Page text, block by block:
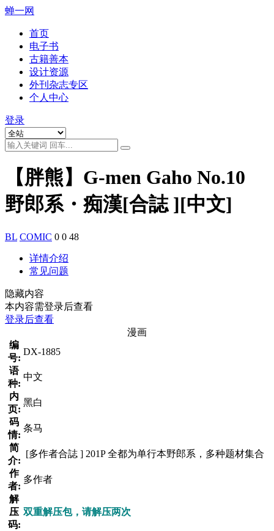
蝉一网
首页
电子书
古籍善本
设计资源
外刊杂志专区
个人中心
登录
【胖熊】G-men Gaho No.10
野郎系・痴漢[合誌 ][中文]
BL COMIC 0 0 48
详情介绍
常见问题
隐藏内容
本内容需登录后查看
登录后查看
漫画
编
号:
DX-1885
语
种:
中文
内
页:
黑白
码
情:
条马
简
介:
[多作者合誌 ] 201P 全都为单行本野郎系，多种题材集合
作
者:
多作者
解
压
码:
双重解压包，请解压两次